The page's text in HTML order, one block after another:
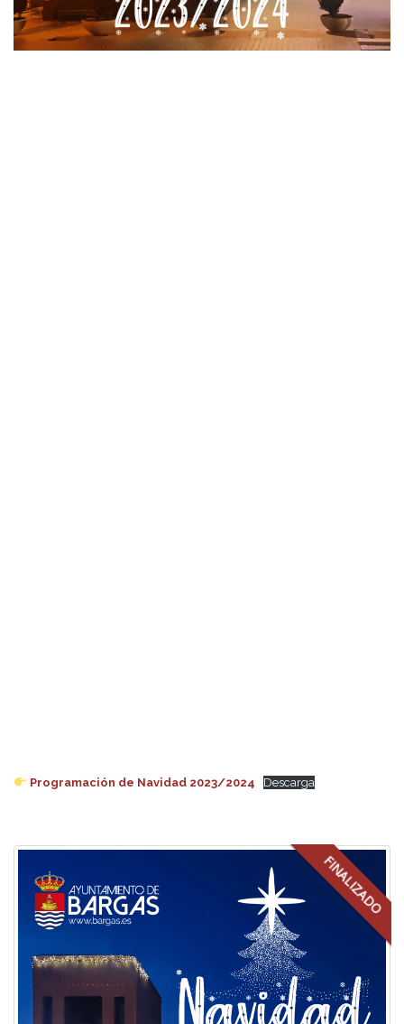
Programación de Navidad 2023/2024 Descarga
FINALIZADO